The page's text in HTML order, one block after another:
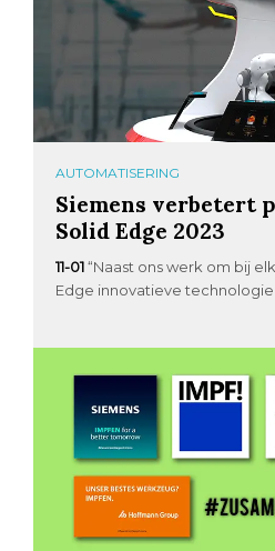
AUTOMATISERING
Siemens verbetert
Solid Edge 2023
11-01 “Naast ons werk om bij
Edge innovatieve